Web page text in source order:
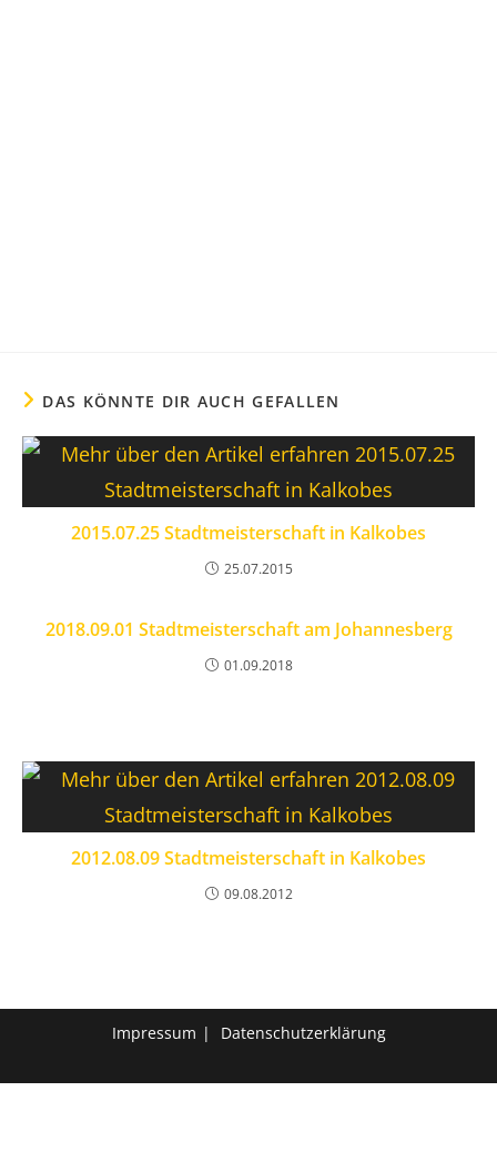
DAS KÖNNTE DIR AUCH GEFALLEN
2015.07.25 Stadtmeisterschaft in Kalkobes
25.07.2015
2018.09.01 Stadtmeisterschaft am Johannesberg
01.09.2018
2012.08.09 Stadtmeisterschaft in Kalkobes
09.08.2012
Impressum Datenschutzerklärung